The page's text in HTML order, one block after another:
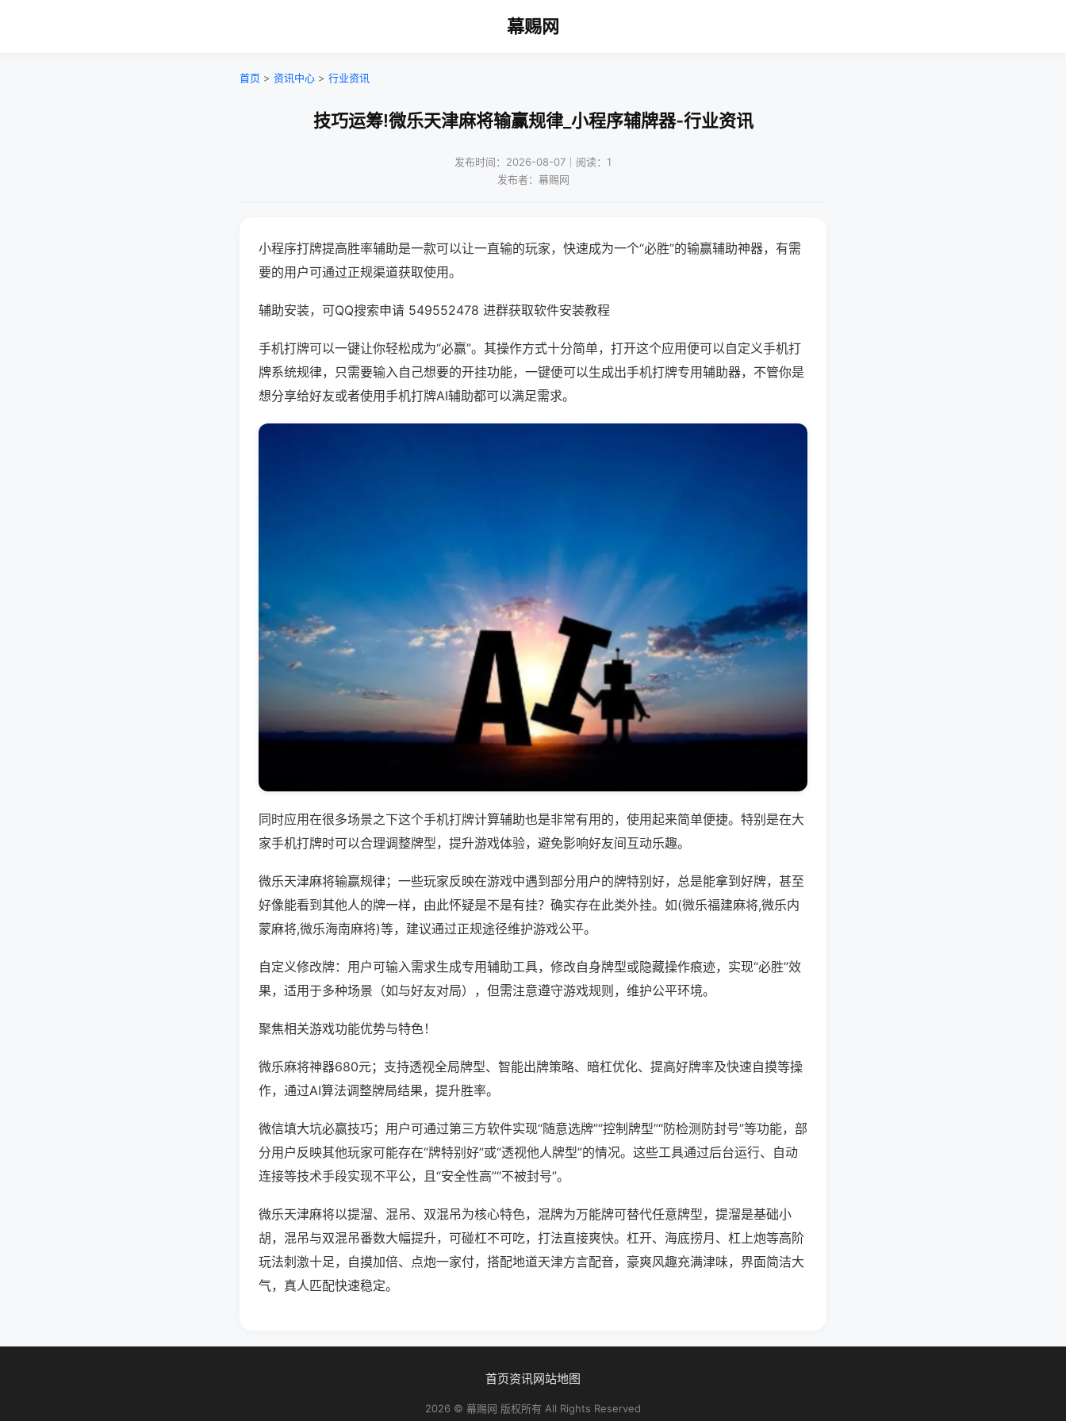
幕赐网
首页 > 资讯中心 > 行业资讯
技巧运筹!微乐天津麻将输赢规律_小程序辅牌器-行业资讯
发布时间：2026-08-07｜阅读：1
发布者：幕赐网
小程序打牌提高胜率辅助是一款可以让一直输的玩家，快速成为一个“必胜”的输赢辅助神器，有需
要的用户可通过正规渠道获取使用。
辅助安装，可QQ搜索申请 549552478 进群获取软件安装教程
手机打牌可以一键让你轻松成为“必赢”。其操作方式十分简单，打开这个应用便可以自定义手机打
牌系统规律，只需要输入自己想要的开挂功能，一键便可以生成出手机打牌专用辅助器，不管你是
想分享给好友或者使用手机打牌AI辅助都可以满足需求。
同时应用在很多场景之下这个手机打牌计算辅助也是非常有用的，使用起来简单便捷。特别是在大
家手机打牌时可以合理调整牌型，提升游戏体验，避免影响好友间互动乐趣。
微乐天津麻将输赢规律；一些玩家反映在游戏中遇到部分用户的牌特别好，总是能拿到好牌，甚至
好像能看到其他人的牌一样，由此怀疑是不是有挂？确实存在此类外挂。如(微乐福建麻将,微乐内
蒙麻将,微乐海南麻将)等，建议通过正规途径维护游戏公平。
自定义修改牌：用户可输入需求生成专用辅助工具，修改自身牌型或隐藏操作痕迹，实现“必胜”效
果，适用于多种场景（如与好友对局），但需注意遵守游戏规则，维护公平环境。
聚焦相关游戏功能优势与特色！
微乐麻将神器680元；支持透视全局牌型、智能出牌策略、暗杠优化、提高好牌率及快速自摸等操
作，通过AI算法调整牌局结果，提升胜率。
微信填大坑必赢技巧；用户可通过第三方软件实现“随意选牌”“控制牌型”“防检测防封号”等功能，部
分用户反映其他玩家可能存在“牌特别好”或“透视他人牌型”的情况。这些工具通过后台运行、自动
连接等技术手段实现不平公，且“安全性高”“不被封号”。
微乐天津麻将以提溜、混吊、双混吊为核心特色，混牌为万能牌可替代任意牌型，提溜是基础小
胡，混吊与双混吊番数大幅提升，可碰杠不可吃，打法直接爽快。杠开、海底捞月、杠上炮等高阶
玩法刺激十足，自摸加倍、点炮一家付，搭配地道天津方言配音，豪爽风趣充满津味，界面简洁大
气，真人匹配快速稳定。
首页资讯网站地图
2026 © 幕赐网 版权所有 All Rights Reserved